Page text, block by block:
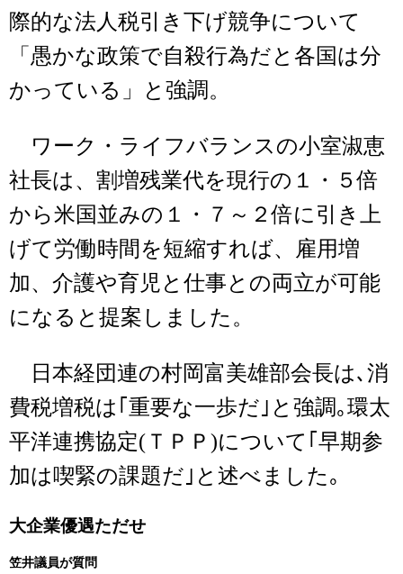
際的な法人税引き下げ競争について
「愚かな政策で自殺行為だと各国は分
かっている」と強調。
ワーク・ライフバランスの小室淑恵
社長は、割増残業代を現行の１・５倍
から米国並みの１・７～２倍に引き上
げて労働時間を短縮すれば、雇用増
加、介護や育児と仕事との両立が可能
になると提案しました。
日本経団連の村岡富美雄部会長は､消
費税増税は｢重要な一歩だ｣と強調｡環太
平洋連携協定(ＴＰＰ)について｢早期参
加は喫緊の課題だ｣と述べました｡
大企業優遇ただせ
笠井議員が質問